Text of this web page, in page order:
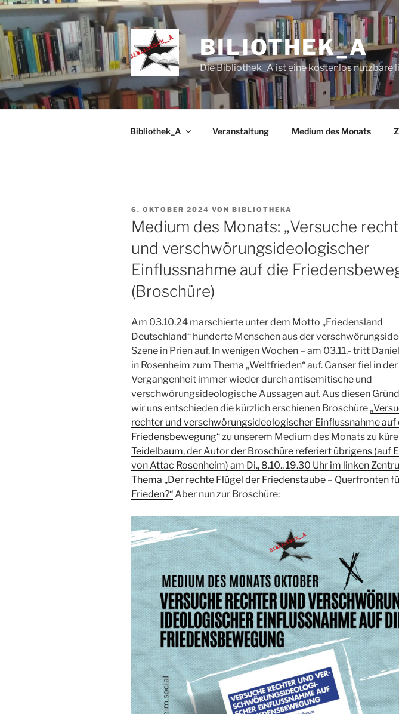
Zum
Inhalt
springen
BILIOTHEK_A
Die Bibliothek_A ist eine kostenlos nutzbare
Bibliothek_A Veranstaltung Medium des Monats
VERÖFFENTLICHT
AM
6. OKTOBER 2024 VON BIBLIOTHEKA
Medium des Monats: „Versuche
und verschwörungsideologischer
Einflussnahme auf die
(Broschüre)
Am 03.10.24 marschierte unter dem Motto „Friedensland
Deutschland“ hunderte Menschen aus der
Szene in Prien auf. In wenigen Wochen – am 03.11.- tritt
in Rosenheim zum Thema „Weltfrieden“ auf. Ganser fiel in der
Vergangenheit immer wieder durch antisemitische und
verschwörungsideologische Aussagen auf. Aus diesen
wir uns entschieden die kürzlich erschienen Broschüre
rechter und verschwörungsideologischer Einflussnahme auf
Friedensbewegung“zu unserem Medium des Monats zu
Teidelbaum, der Autor der Broschüre referiert übrigens (auf
von Attac Rosenheim) am Di., 8.10., 19.30 Uhr im linken
Thema „Der rechte Flügel der Friedenstaube – Querfronten
Frieden?“Aber nun zur Broschüre: